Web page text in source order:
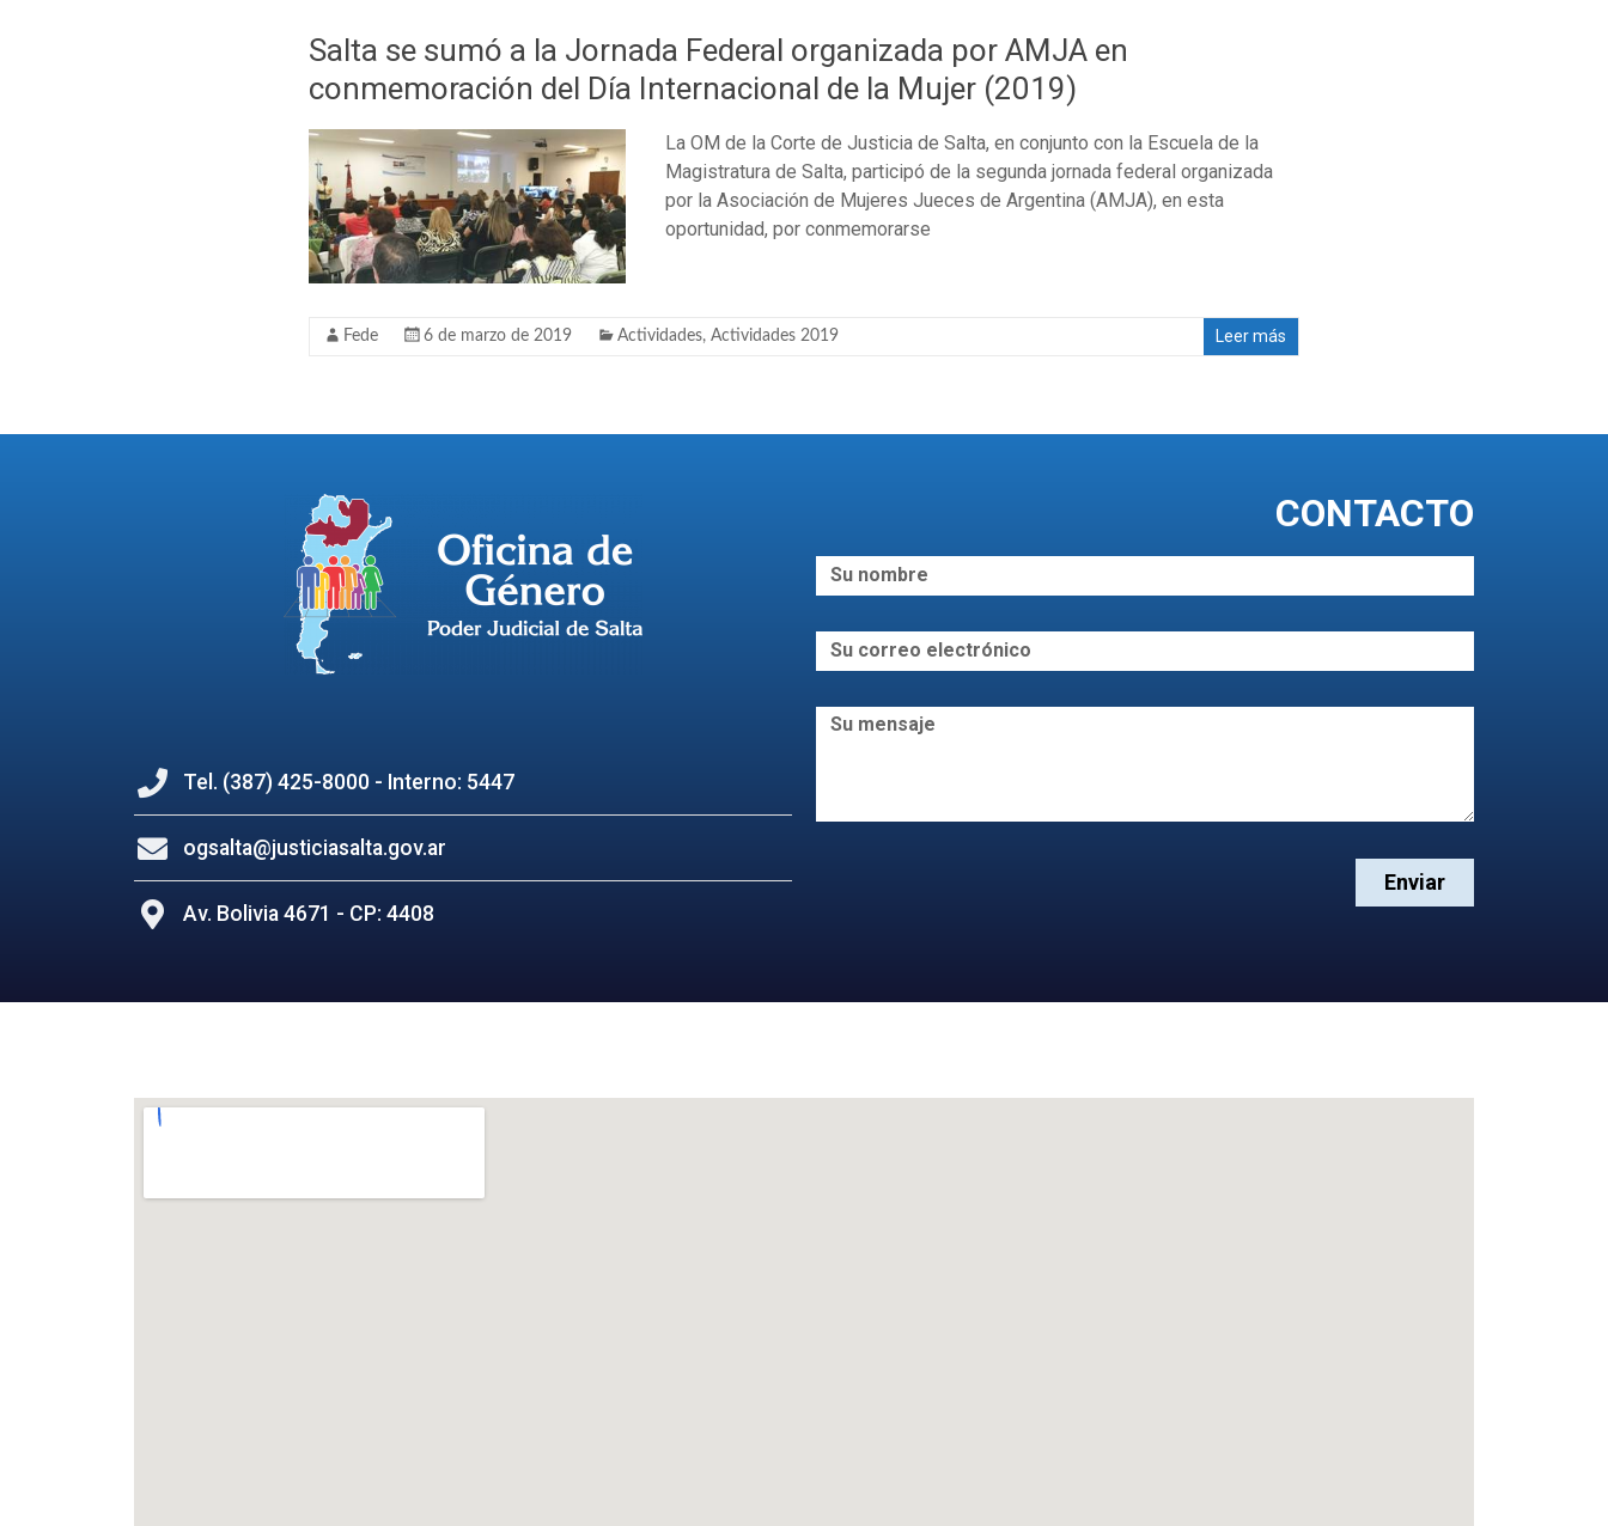
Salta se sumó a la Jornada Federal organizada por AMJA en
conmemoración del Día Internacional de la Mujer (2019)
La OM de la Corte de Justicia de Salta, en conjunto con la Escuela de la
Magistratura de Salta, participó de la segunda jornada federal organizada
por la Asociación de Mujeres Jueces de Argentina (AMJA), en esta
oportunidad, por conmemorarse
Fede 6 de marzo de 2019 Actividades,Actividades 2019 Leer más
Tel. (387) 425-8000 - Interno: 5447
ogsalta@justiciasalta.gov.ar
Av. Bolivia 4671 - CP: 4408
CONTACTO
Enviar